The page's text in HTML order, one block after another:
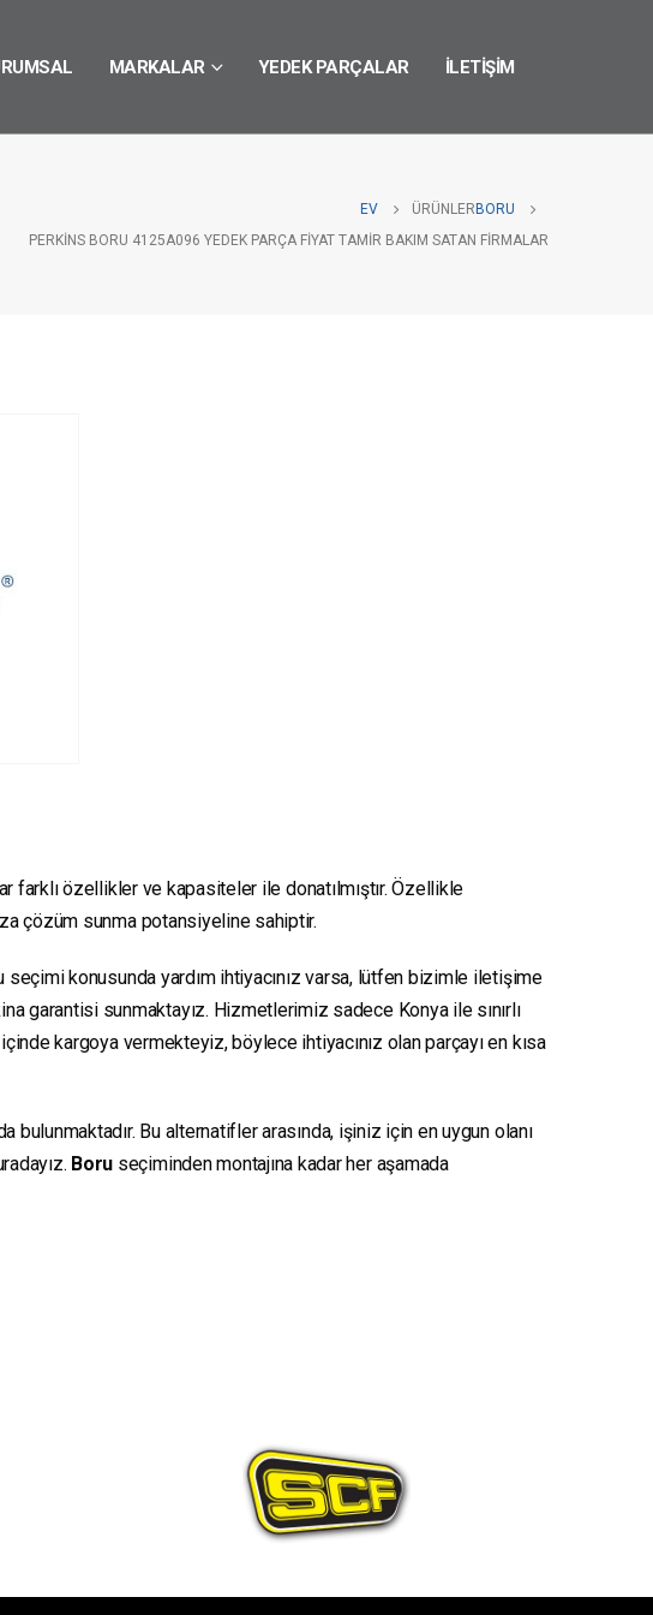
MARKALAR YEDEK PARÇALAR İLETIŞIM
EV ÜRÜNLER BORU
PERKINS BORU 4125A096 YEDEK PARÇA FIYAT TAMIR BAKIM SATAN FIRMALAR
özellikler ve kapasiteler ile donatılmıştır. Özellikle
çözüm sunma potansiyeline sahiptir.
konusunda yardım ihtiyacınız varsa, lütfen bizimle iletişime
garantisi sunmaktayız. Hizmetlerimiz sadece Konya ile sınırlı
kargoya vermekteyiz, böylece ihtiyacınız olan parçayı en kısa
bulunmaktadır. Bu alternatifler arasında, işiniz için en uygun olanı
Boru seçiminden montajına kadar her aşamada